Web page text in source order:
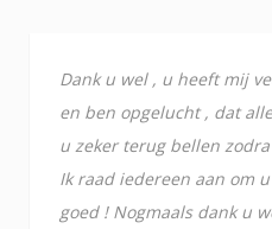
Dank u wel , u heeft mij
en ben opgelucht , dat
u zeker terug bellen
Ik raad iedereen aan om
goed ! Nogmaals dank u